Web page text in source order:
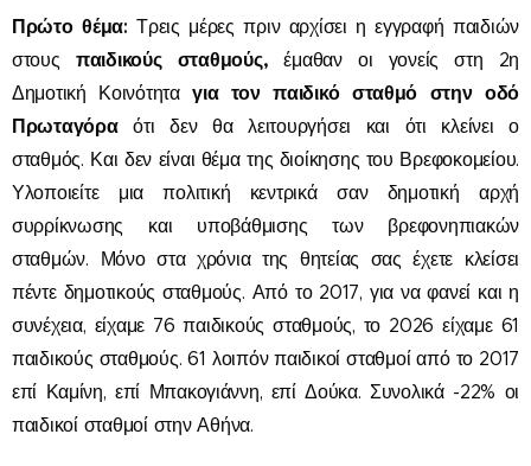
Πρώτο θέμα:Τρεις μέρες πριν αρχίσει η εγγραφή παιδιών
στους παιδικούς σταθμούς, έμαθαν οι γονείς στη 2η
Δημοτική Κοινότηταγια τον παιδικό σταθμό στην οδό
Πρωταγόραότι δεν θα λειτουργήσει και ότι κλείνει ο
σταθμός. Και δεν είναι θέμα της διοίκησης του Βρεφοκομείου.
Υλοποιείτε μια πολιτική κεντρικά σαν δημοτική αρχή
συρρίκνωσης και υποβάθμισης των βρεφονηπιακών
σταθμών. Μόνο στα χρόνια της θητείας σας έχετε κλείσει
πέντε δημοτικούς σταθμούς. Από το 2017, για να φανεί και η
συνέχεια, είχαμε 76 παιδικούς σταθμούς, το 2026 είχαμε 61
παιδικούς σταθμούς. 61 λοιπόν παιδικοί σταθμοί από το 2017
επί Καμίνη, επί Μπακογιάννη, επί Δούκα. Συνολικά -22% οι
παιδικοί σταθμοί στην Αθήνα.